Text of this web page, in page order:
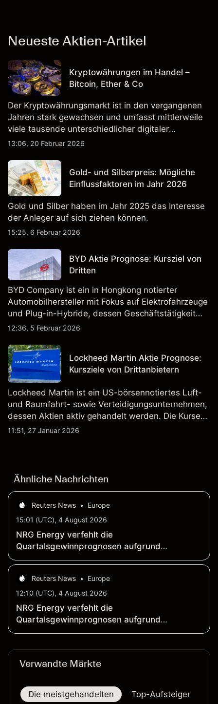
Neueste Aktien-Artikel
Kryptowährungen im Handel –
Bitcoin, Ether & Co
Der Kryptowährungsmarkt ist in den vergangenen
Jahren stark gewachsen und umfasst mittlerweile
viele tausende unterschiedlicher digitaler
Währungen.
13:06, 20 Februar 2026
Gold- und Silberpreis: Mögliche
Einflussfaktoren im Jahr 2026
Gold und Silber haben im Jahr 2025 das Interesse
der Anleger auf sich ziehen können.
15:25, 6 Februar 2026
BYD Aktie Prognose: Kursziel von
Dritten
BYD Company ist ein in Hongkong notierter
Automobilhersteller mit Fokus auf Elektrofahrzeuge
und Plug-in-Hybride, dessen Geschäftstätigkeit
Fahrzeugproduktion, Batterien und verwandte
Märkten umfasst.
12:36, 5 Februar 2026
Lockheed Martin Aktie Prognose:
Kursziele von Drittanbietern
Lockheed Martin ist ein US-börsennotiertes Luft-
und Raumfahrt- sowie Verteidigungsunternehmen,
dessen Aktien aktiv gehandelt werden. Die Kurse
werden von Unternehmensergebnissen,
11:51, 27 Januar 2026
Ähnliche Nachrichten
Reuters News •
Europe
15:01 (UTC), 4 August 2026
NRG Energy verfehlt die
Quartalsgewinnprognosen aufgrund
steigender Zinskosten
Reuters News •
Europe
12:10 (UTC), 4 August 2026
NRG Energy verfehlt die
Quartalsgewinnprognosen aufgrund
steigender Zinskosten
Verwandte Märkte
Die meistgehandelten Top-Aufsteiger